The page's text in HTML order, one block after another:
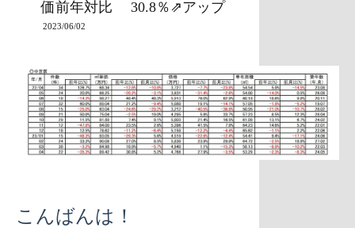
価前年対比 30.8％⇗アップ
2023/06/02
こんばんは！